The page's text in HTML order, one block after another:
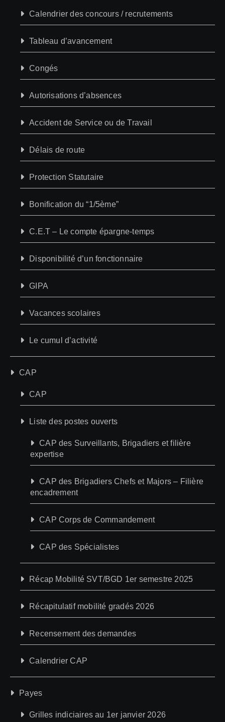
Calendrier des concours / recrutements
Tableau d’avancement
Congés
Autorisations d’absences
Accident de Service ou de Travail
Délais de route
Protection Statutaire
Bonification du “1/5ème”
C.E.T – Le compte épargne-temps
Disponibilité d’un fonctionnaire
GIPA
Vacances scolaires
Le cumul d’activité
CAP
CAP
Liste des postes ouverts
CAP des Surveillants, Brigadiers et filière
expertise
CAP des Brigadiers Chefs et Majors – Filière
encadrement
CAP Corps de Commandement
CAP des Spécialistes
Récap Mobilité SVT/BGD 1er semestre 2025
Récapitulatif mobilité gradés 2026
Recensement des demandes
Calendrier CAP
Payes
Grilles indiciaires au 1er janvier 2026